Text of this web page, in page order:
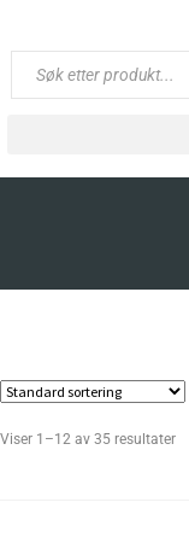
Viser 1–12 av 35 resultater